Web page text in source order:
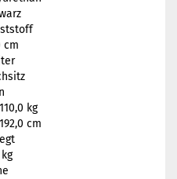
cm
kg
cm
kg